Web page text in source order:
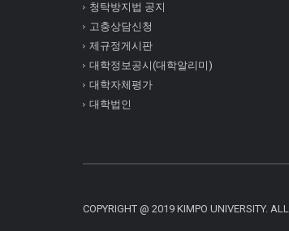
청탁방지법 공지
고충상담신청
제규정게시판
대학정보공시(대학알리미)
대학자체평가
대학법인
COPYRIGHT @ 2019 KIMPO UNIVERSITY.